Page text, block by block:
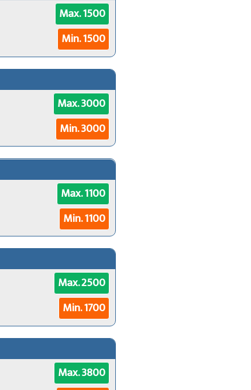
Max. 1500
Min. 1500
Max. 3000
Min. 3000
Max. 1100
Min. 1100
Max. 2500
Min. 1700
Max. 3800